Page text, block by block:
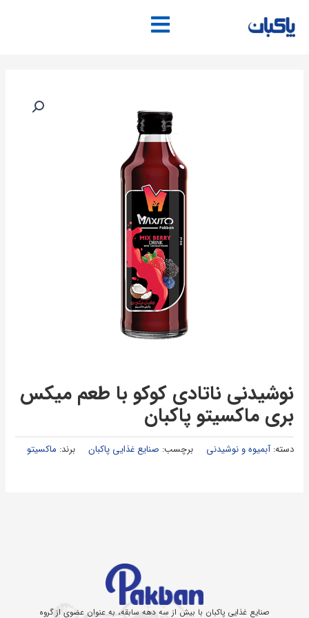
محتوا
نوشیدنی ناتادی كوكو با طعم میکس
بری ماکسیتو پاکبان
دسته:آبمیوه و نوشیدنی برچسب: صنایع غذایی پاکبان برند: ماکسیتو
صنایع غذایی پاکبان با بیش از سه دهه سابقه، به عنوان عضوی از گروه